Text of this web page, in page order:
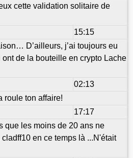
cette validation solitaire de
15:15
D’ailleurs, j’ai toujours eu
de la bouteille en crypto Lache
02:13
roule ton affaire!
17:17
que les moins de 20 ans ne
en ce temps là ...N'était